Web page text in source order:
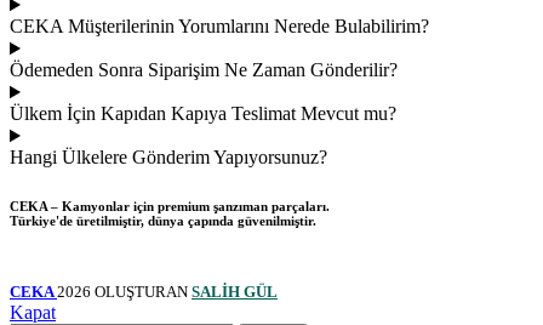
CEKA Müşterilerinin Yorumlarını Nerede Bulabilirim?
Ödemeden Sonra Siparişim Ne Zaman Gönderilir?
Ülkem İçin Kapıdan Kapıya Teslimat Mevcut mu?
Hangi Ülkelere Gönderim Yapıyorsunuz?
CEKA – Kamyonlar için premium şanzıman parçaları.
Türkiye'de üretilmiştir, dünya çapında güvenilmiştir.
CEKA2026 OLUŞTURAN SALİH GÜL
Kapat